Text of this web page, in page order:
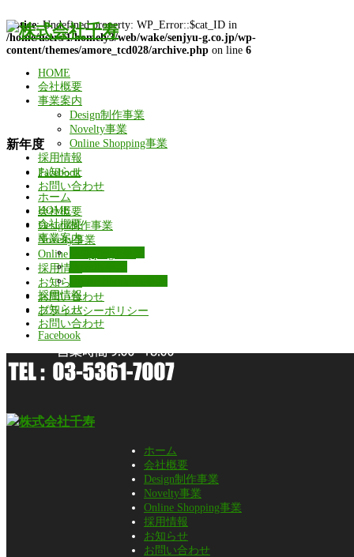
HOME
会社概要
事業案内
Design制作事業
Novelty事業
Online Shopping事業
採用情報
お知らせ
お問い合わせ
HOME
会社概要
事業案内
採用情報
お知らせ
お問い合わせ
Notice: Undefined property: WP_Error::$cat_ID in
/home/users/1/homely3/web/wake/senjyu-g.co.jp/wp-
content/themes/amore_tcd028/archive.php on line 6
新年度
Facebook
ホーム
会社概要
Design制作事業
Novelty事業
Online Shopping事業
採用情報
お知らせ
お問い合わせ
プライバシーポリシー
Facebook
ホーム
会社概要
Design制作事業
Novelty事業
Online Shopping事業
採用情報
お知らせ
お問い合わせ